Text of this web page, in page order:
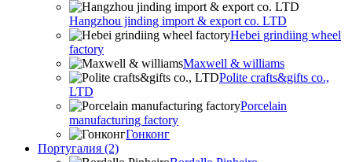
Hangzhou jinding import & export co. LTD
Hebei grindiing wheel
factory
Maxwell & williams
Polite crafts&gifts co.,
LTD
Porcelain
manufacturing factory
Гонконг
Португалия (2)